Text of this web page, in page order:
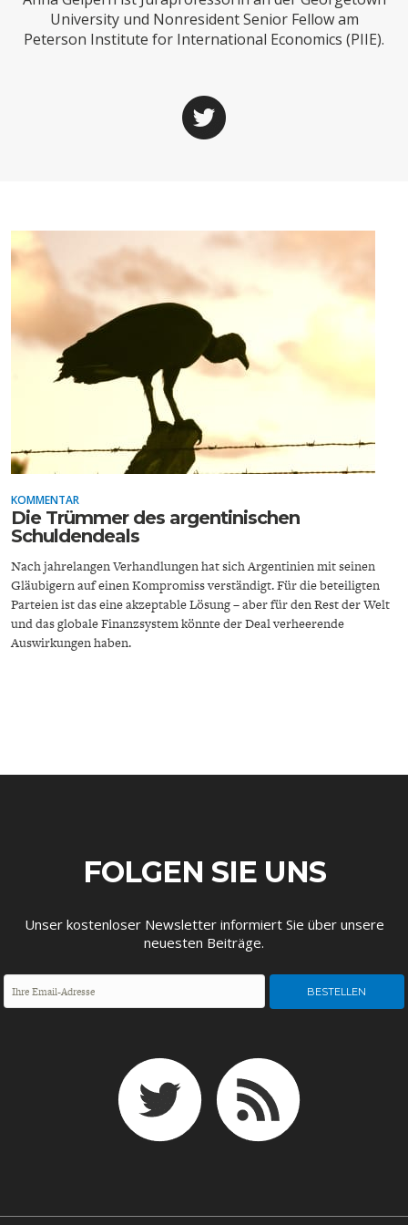
SUCHE
ECONOMISTS FOR FUTURE
UNGLEICHHEIT UND
MACHT
DEUTSCHLAND
EUROPA
University und Nonresident Senior Fellow am
Peterson Institute for International Economics (PIIE).
KOMMENTAR
Die Trümmer des argentinischen
Schuldendeals
Nach jahrelangen Verhandlungen hat sich Argentinien mit seinen
Gläubigern auf einen Kompromiss verständigt. Für die beteiligten
Parteien ist das eine akzeptable Lösung – aber für den Rest der Welt
und das globale Finanzsystem könnte der Deal verheerende
Auswirkungen haben.
FOLGEN SIE UNS
Unser kostenloser Newsletter informiert Sie über unsere
neuesten Beiträge.